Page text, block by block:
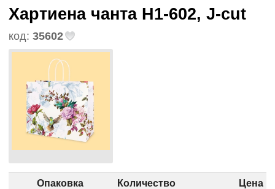
Хартиена чанта H1-602, J-cut
код: 35602
Опаковка Количество Цена